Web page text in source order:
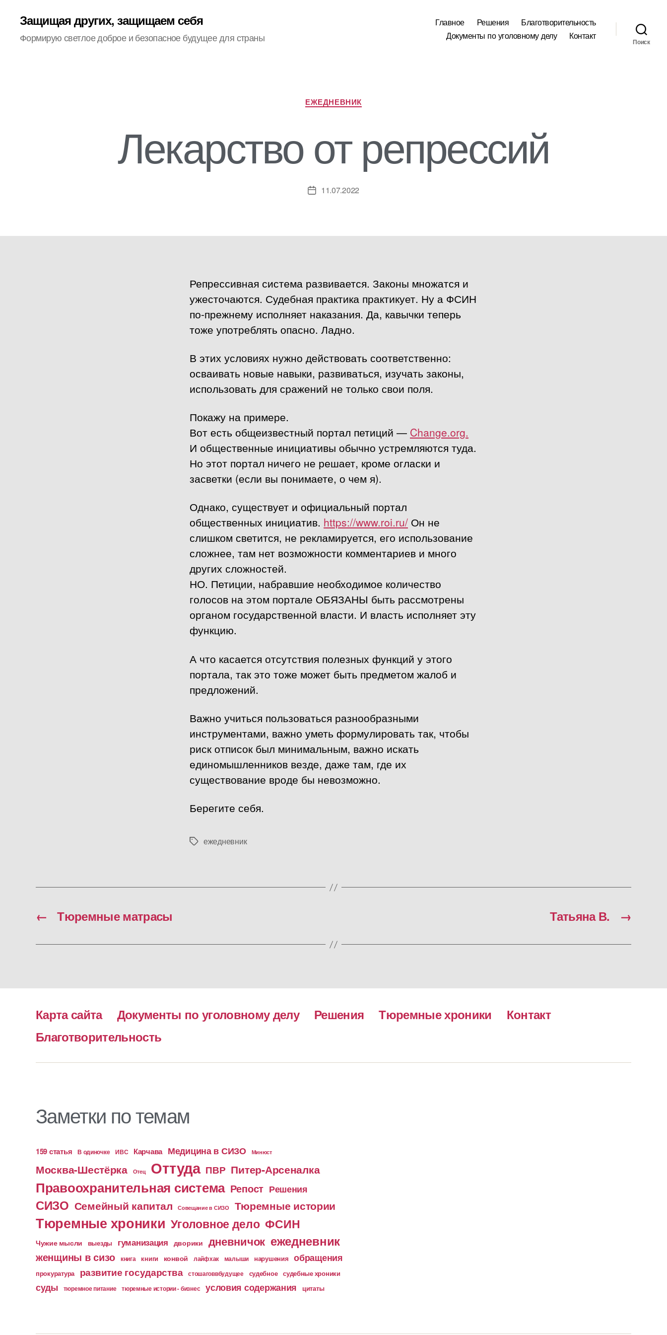
Защищая других, защищаем себя
Формирую светлое доброе и безопасное будущее для страны
Главное Решения
Благотворительность
Документы по уголовному делу
Контакт
Поиск
Рубрики
ЕЖЕДНЕВНИК
Лекарство от репрессий
Дата11.07.2022
Репрессивная система развивается. Законы множатся и
ужесточаются. Судебная практика практикует. Ну а ФСИН
по-прежнему исполняет наказания. Да, кавычки теперь
тоже употреблять опасно. Ладно.
В этих условиях нужно действовать соответственно:
осваивать новые навыки, развиваться, изучать законы,
использовать для сражений не только свои поля.
Покажу на примере.
Вот есть общеизвестный портал петиций — Change.org.
И общественные инициативы обычно устремляются туда.
Но этот портал ничего не решает, кроме огласки и
засветки (если вы понимаете, о чем я).
Однако, существует и официальный портал
общественных инициатив. https://www.roi.ru/ Он не
слишком светится, не рекламируется, его использование
сложнее, там нет возможности комментариев и много
других сложностей.
НО. Петиции, набравшие необходимое количество
голосов на этом портале ОБЯЗАНЫ быть рассмотрены
органом государственной власти. И власть исполняет эту
функцию.
А что касается отсутствия полезных функций у этого
портала, так это тоже может быть предметом жалоб и
предложений.
Важно учиться пользоваться разнообразными
инструментами, важно уметь формулировать так, чтобы
риск отписок был минимальным, важно искать
единомышленников везде, даже там, где их
существование вроде бы невозможно.
Берегите себя.
Меткиежедневник
← Тюремные матрасы →
Татьяна В.
Карта сайта Документы по уголовному делу Решения Тюремные хроники
Контакт
Благотворительность
Заметки по темам
159 статья В одиночке ИВС Карчава Медицина в СИЗО Минюст
Москва-Шестёрка Отец Оттуда ПВР Питер-Арсеналка
Правоохранительная система Репост Решения
СИЗО Семейный капитал Совещание в СИЗО Тюремные истории
Тюремные хроники Уголовное дело ФСИН
Чужие мысли выезды гуманизация дворики дневничок ежедневник
женщины в сизо книга книги конвой лайфхак малыши нарушения обращения
прокуратура развитие государства стошаговвбудущее судебное судебные хроники
суды тюремное питание тюремные истории - бизнес условия содержания цитаты